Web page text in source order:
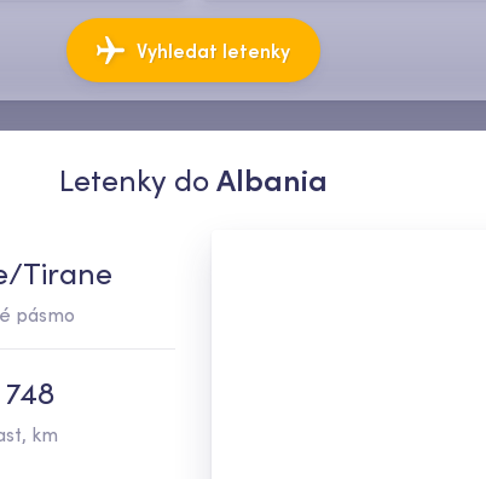
Vyhledat letenky
Letenky doAlbania
Tirane
pásmo
km